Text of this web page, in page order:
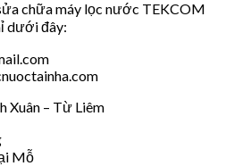
chữa máy lọc nước TEKCOM
dưới đây:
Xuân – Từ Liêm
Mỗ